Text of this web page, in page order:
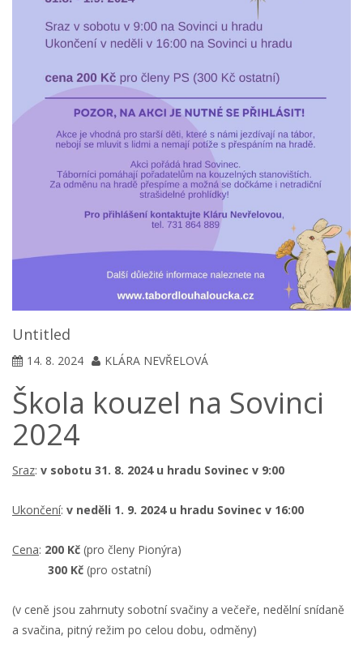
Untitled
14. 8. 2024 KLÁRA NEVŘELOVÁ
Škola kouzel na Sovinci
2024
Sraz: v sobotu 31. 8. 2024 u hradu Sovinec v 9:00
Ukončení: v neděli 1. 9. 2024 u hradu Sovinec v 16:00
Cena: 200 Kč (pro členy Pionýra)
300 Kč (pro ostatní)
(v ceně jsou zahrnuty sobotní svačiny a večeře, nedělní snídaně
a svačina, pitný režim po celou dobu, odměny)